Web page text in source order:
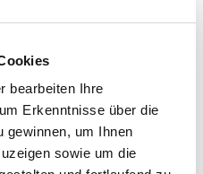
bearbeiten Ihre
Erkenntnisse über die
gewinnen, um Ihnen
sowie um die